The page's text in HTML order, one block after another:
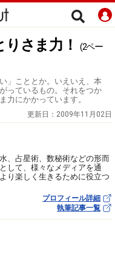
さま力！
(2ペー
」こととか。いえいえ、本
っているもの。それをつか
力にかかっています。
更新日： 2009年11月02日
、占星術、数秘術などの形而
して、様々なメディアを通
り楽しく生きるために役立つ
プロフィール詳細
執筆記事一覧